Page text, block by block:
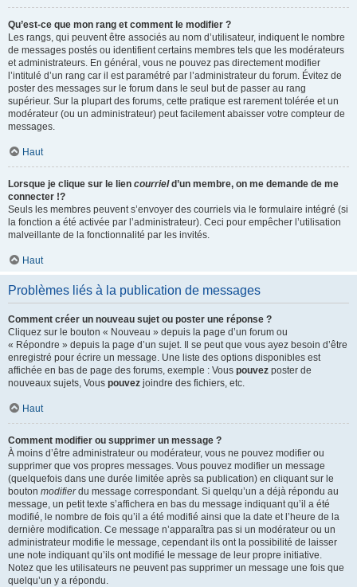
Qu’est-ce que mon rang et comment le modifier ?
Les rangs, qui peuvent être associés au nom d’utilisateur, indiquent le nombre
de messages postés ou identifient certains membres tels que les modérateurs
et administrateurs. En général, vous ne pouvez pas directement modifier
l’intitulé d’un rang car il est paramétré par l’administrateur du forum. Évitez de
poster des messages sur le forum dans le seul but de passer au rang
supérieur. Sur la plupart des forums, cette pratique est rarement tolérée et un
modérateur (ou un administrateur) peut facilement abaisser votre compteur de
messages.
Haut
Lorsque je clique sur le lien courrield’un membre, on me demande de me
connecter !?
Seuls les membres peuvent s’envoyer des courriels via le formulaire intégré (si
la fonction a été activée par l’administrateur). Ceci pour empêcher l’utilisation
malveillante de la fonctionnalité par les invités.
Haut
Problèmes liés à la publication de messages
Comment créer un nouveau sujet ou poster une réponse ?
Cliquez sur le bouton « Nouveau » depuis la page d’un forum ou
« Répondre » depuis la page d’un sujet. Il se peut que vous ayez besoin d’être
enregistré pour écrire un message. Une liste des options disponibles est
affichée en bas de page des forums, exemple : Vous pouvez poster de
nouveaux sujets, Vous pouvez joindre des fichiers, etc.
Haut
Comment modifier ou supprimer un message ?
À moins d’être administrateur ou modérateur, vous ne pouvez modifier ou
supprimer que vos propres messages. Vous pouvez modifier un message
(quelquefois dans une durée limitée après sa publication) en cliquant sur le
bouton modifierdu message correspondant. Si quelqu’un a déjà répondu au
message, un petit texte s’affichera en bas du message indiquant qu’il a été
modifié, le nombre de fois qu’il a été modifié ainsi que la date et l’heure de la
dernière modification. Ce message n’apparaîtra pas si un modérateur ou un
administrateur modifie le message, cependant ils ont la possibilité de laisser
une note indiquant qu’ils ont modifié le message de leur propre initiative.
Notez que les utilisateurs ne peuvent pas supprimer un message une fois que
quelqu’un y a répondu.